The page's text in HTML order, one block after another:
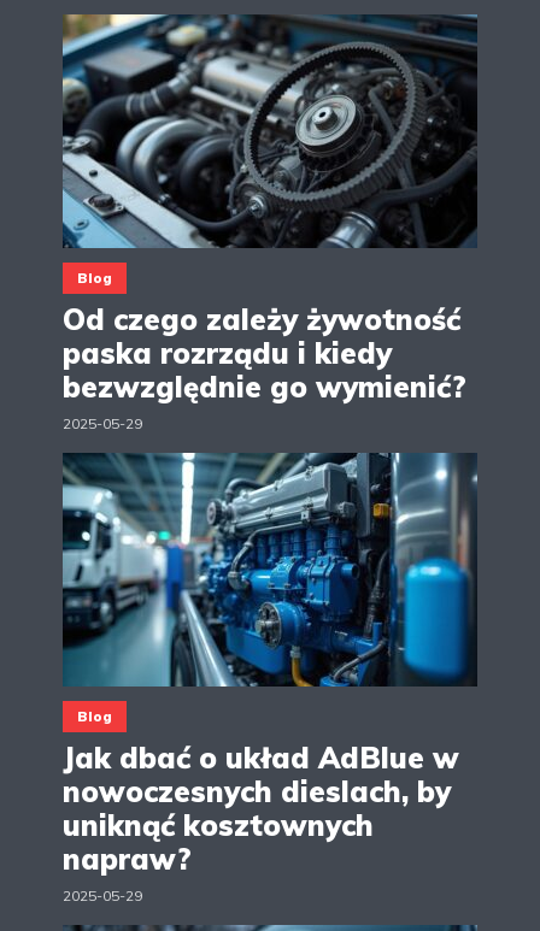
Blog
Od czego zależy żywotność
paska rozrządu i kiedy
bezwzględnie go wymienić?
2025-05-29
Blog
Jak dbać o układ AdBlue w
nowoczesnych dieslach, by
uniknąć kosztownych
napraw?
2025-05-29